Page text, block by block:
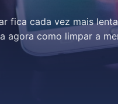
sem realizar pagamento
onde procurar. Essa